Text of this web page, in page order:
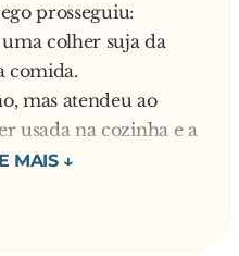
arroz, fritando seu
se empolgaram
fui logo dizendo:
lavo uma peça de
prosseguiu:
colher suja da
comida.
mas atendeu ao
usada na cozinha e a
e comentou:
Camarão com
esse prato mesmo.
se repetiu: